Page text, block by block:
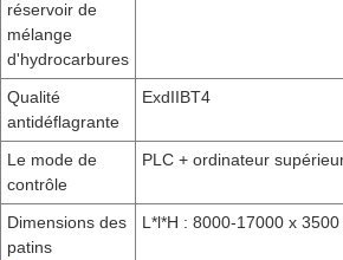
réservoir de
mélange
d'hydrocarbures
Qualité
antidéflagrante
ExdIIBT4
Le mode de
contrôle
PLC + ordinateur
Dimensions des
patins
L*l*H : 8000-17000 x